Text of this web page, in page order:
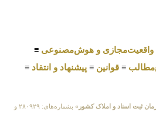
واقعیت‌مجازی و هوش‌مصنوعی ≡
≡ قوانین ≡ پیشنهاد و انتقاد ≡
ثبت اسناد و املاک کشور» بشماره‌های: ۲۸۰۹۲۹ و